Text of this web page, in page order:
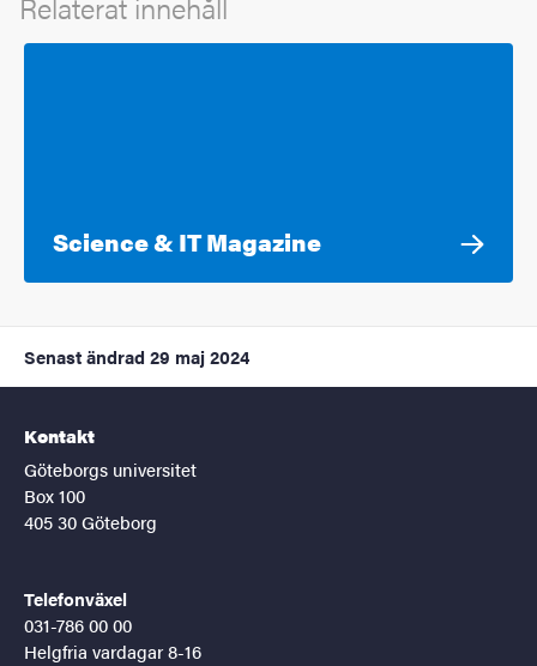
Science & IT Magazine
Senast ändrad 29 maj 2024
Kontakt
Göteborgs universitet
Box 100
405 30 Göteborg
Telefonväxel
031-786 00 00
Helgfria vardagar 8-16